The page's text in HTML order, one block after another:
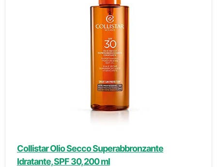
Collistar Olio Secco Superabbronzante
Idratante, SPF 30, 200 ml